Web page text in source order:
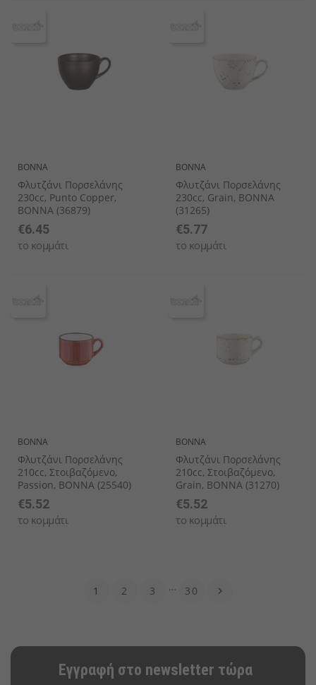
BONNA
Φλυτζάνι Πορσελάνης
230cc, Punto Copper,
BONNA (36879)
€6.45
το κομμάτι
BONNA
Φλυτζάνι Πορσελάνης
230cc, Grain, BONNA
(31265)
€5.77
το κομμάτι
BONNA
Φλυτζάνι Πορσελάνης
210cc, Στοιβαζόμενo,
Passion, BONNA (25540)
€5.52
το κομμάτι
BONNA
Φλυτζάνι Πορσελάνης
210cc, Στοιβαζόμενo,
Grain, BONNA (31270)
€5.52
το κομμάτι
1 2 3 … 30 
Εγγραφή στο newsletter τώρα